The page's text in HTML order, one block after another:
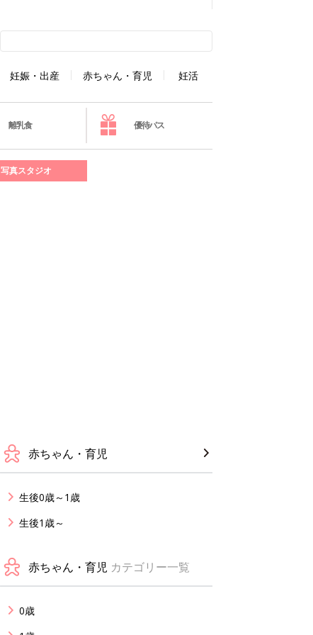
妊娠・出産 赤ちゃん・育児 妊活
離乳食 優待パス
写真スタジオ
赤ちゃん・育児
生後0歳～1歳
生後1歳～
赤ちゃん・育児 カテゴリー一覧
0歳